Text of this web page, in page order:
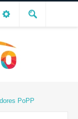
PoPP